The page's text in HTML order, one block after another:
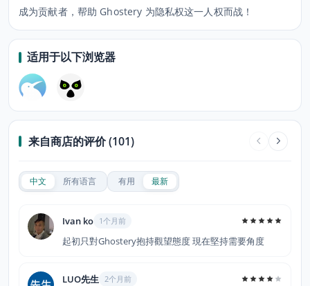
成为贡献者，帮助 Ghostery 为隐私权这一人权而战！
适用于以下浏览器
来自商店的评价 (101)
中文 所有语言 有用 最新
Ivan ko 1个月前
起初只對Ghostery抱持觀望態度 現在堅持需要角度
LUO先生 2个月前